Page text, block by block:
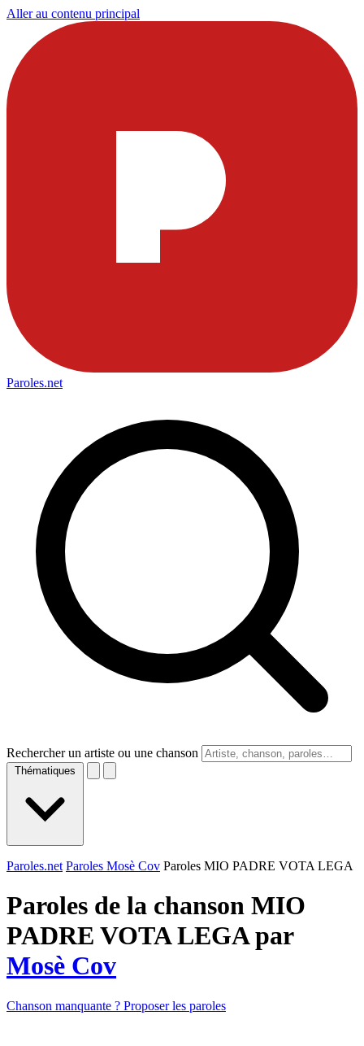
Aller au contenu principal
Paroles.net
Rechercher un artiste ou une chanson
Thématiques
Paroles.net Paroles Mosè Cov Paroles MIO PADRE VOTA LEGA
Paroles de la chanson MIO
PADRE VOTA LEGA par
Mosè Cov
Chanson manquante ? Proposer les paroles